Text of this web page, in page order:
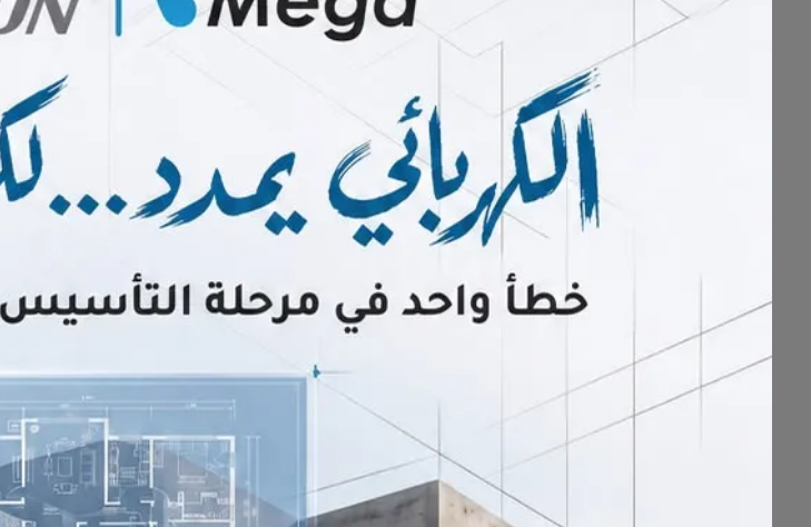
كرَّم الدكتور سامي بن غازي العتيبي مدير عام التعليم بالمنطقة
المركز الأول مكرر في مبادرة "أقرأ وأحسب" في مجال القراءة للعام
«القطيف اليوم» تهنئ "آل درويش" وتتمنى لها مزيدًا من النجاح والتوفيق.